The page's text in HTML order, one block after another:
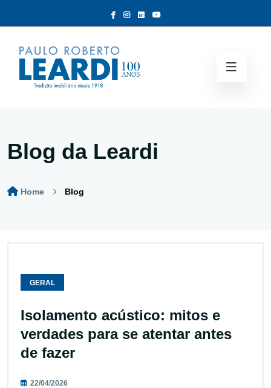
Blog da Leardi
Home Blog
GERAL
Isolamento acústico: mitos e
verdades para se atentar antes
de fazer
22/04/2026